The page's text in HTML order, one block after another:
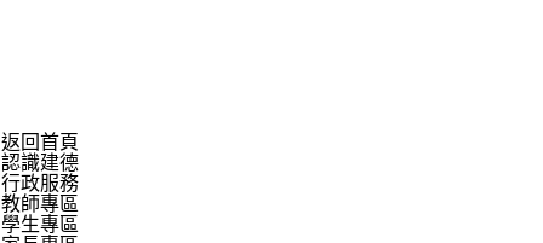
返回首頁
認識建德
行政服務
教師專區
學生專區